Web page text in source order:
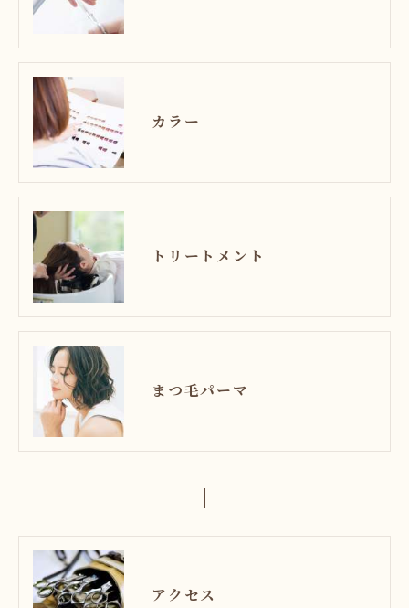
カラー
トリートメント
まつ毛パーマ
アクセス